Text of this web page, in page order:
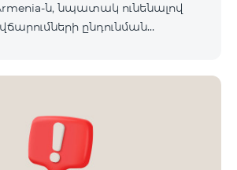
տարածքում (catch-up-ի
ևս հասանելի չէ):
ն, նպատակ ունենալով
ընդունման
«Ֆասթ Շիֆթ» ՍՊԸ, «Իդրամ»
ՍՊԸ և «Թել-Սել» ԲԲԸ
ընկերությունների կողմից